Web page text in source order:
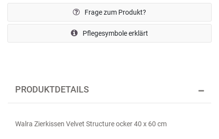
Frage zum Produkt?
Pflegesymbole erklärt
PRODUKTDETAILS
Walra Zierkissen Velvet Structure ocker 40 x 60 cm